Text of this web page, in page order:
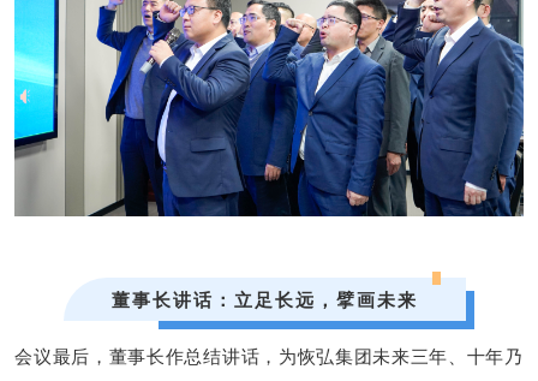
董事长讲话：立足长远，擘画未来
会议最后，董事长作总结讲话，为恢弘集团未来三年、十年乃